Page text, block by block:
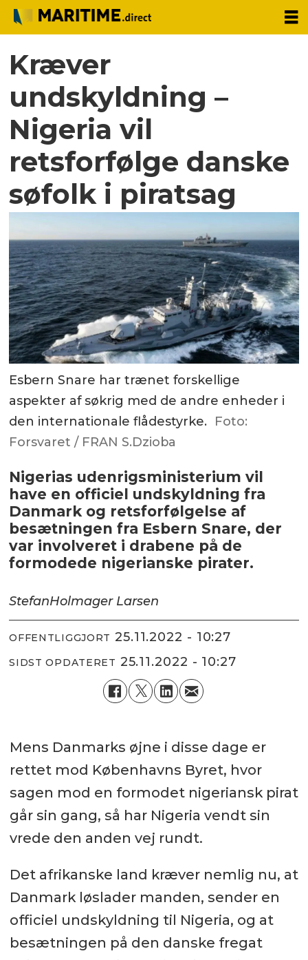
Kræver
undskyldning –
Nigeria vil
retsforfølge danske
søfolk i piratsag
Esbern Snare har trænet forskellige
aspekter af søkrig med de andre enheder i
den internationale flådestyrke. Foto:
Forsvaret / FRAN S.Dzioba
Nigerias udenrigsministerium vil
have en officiel undskyldning fra
Danmark og retsforfølgelse af
besætningen fra Esbern Snare, der
var involveret i drabene på de
formodede nigerianske pirater.
StefanHolmager Larsen
OFFENTLIGGJORT 25.11.2022 - 10:27
SIDST OPDATERET 25.11.2022 - 10:27
Mens Danmarks øjne i disse dage er
rettet mod Københavns Byret, hvor
sagen mod en formodet nigeriansk pirat
går sin gang, så har Nigeria vendt sin
vrede den anden vej rundt.
Det afrikanske land kræver nemlig nu, at
Danmark løslader manden, sender en
officiel undskyldning til Nigeria, og at
besætningen på den danske fregat